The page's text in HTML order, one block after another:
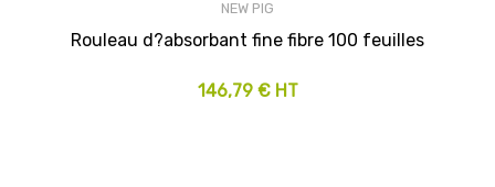
NEW PIG
Rouleau d?absorbant fine fibre 100 feuilles
146,79 € HT